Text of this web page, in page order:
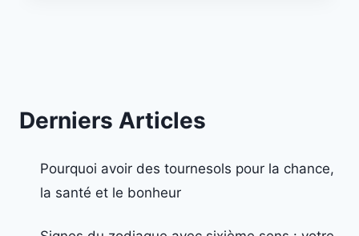
Derniers Articles
Pourquoi avoir des tournesols pour la chance,
la santé et le bonheur